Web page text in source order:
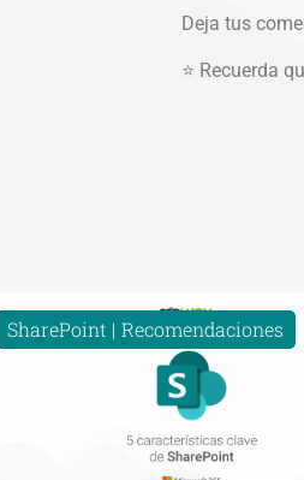
Deja tus
⭐ Recuerda
SharePoint Recomendaciones